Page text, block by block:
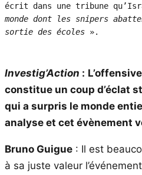
écrit dans une tribune
monde dont les snipers
sortie des écoles ».
Investig’Action :
constitue un coup d’éclat
qui a surpris le monde
analyse et cet évènement
Bruno Guigue : Il est
à sa juste valeur